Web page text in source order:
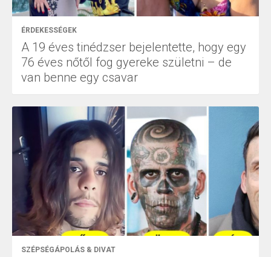
ÉRDEKESSÉGEK
A 19 éves tinédzser bejelentette, hogy egy
76 éves nőtől fog gyereke születni – de
van benne egy csavar
SZÉPSÉGÁPOLÁS & DIVAT